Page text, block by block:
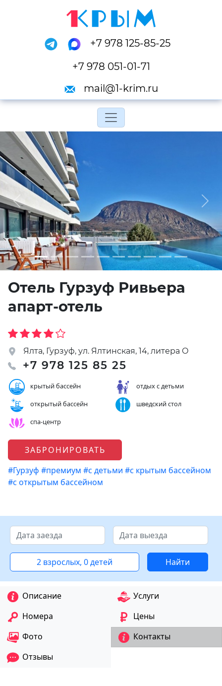
+7 978 125-85-25
+7 978 051-01-71
mail@1-krim.ru
Переключить
Previous Next
Отель Гурзуф Ривьера
апарт-отель
Ялта, Гурзуф, ул. Ялтинская, 14, литера О
+7 978 125 85 25
крытый бассейн
отдых с детьми
открытый бассейн
шведский стол
спа-центр
ЗАБРОНИРОВАТЬ
#Гурзуф #премиум #с детьми #с крытым бассейном
#с открытым бассейном
2 взрослых, 0 детей Найти
Описание
Услуги
Номера
Цены
Фото
Контакты
Отзывы